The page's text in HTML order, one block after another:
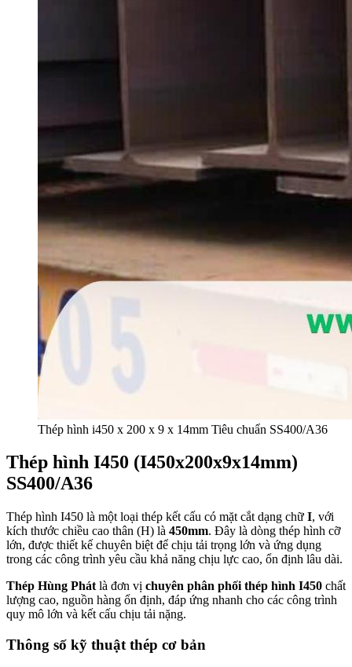
Thép hình i450 x 200 x 9 x 14mm Tiêu chuẩn SS400/A36
Thép hình I450 (I450x200x9x14mm)
SS400/A36
Thép hình I450 là một loại thép kết cấu có mặt cắt dạng chữ I, với
kích thước chiều cao thân (H) là 450mm. Đây là dòng thép hình cỡ
lớn, được thiết kế chuyên biệt để chịu tải trọng lớn và ứng dụng
trong các công trình yêu cầu khả năng chịu lực cao, ổn định lâu dài.
Thép Hùng Phát là đơn vị chuyên phân phối thép hình I450 chất
lượng cao, nguồn hàng ổn định, đáp ứng nhanh cho các công trình
quy mô lớn và kết cấu chịu tải nặng.
Thông số kỹ thuật thép cơ bản